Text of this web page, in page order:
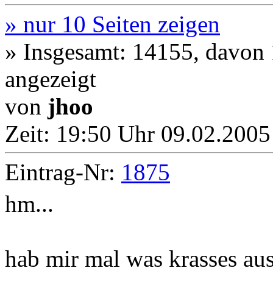
» nur 10 Seiten zeigen
» Insgesamt: 14155,
angezeigt
von jhoo
Zeit: 19:50 Uhr
Eintrag-Nr: 1875
hm...
hab mir mal was krasses